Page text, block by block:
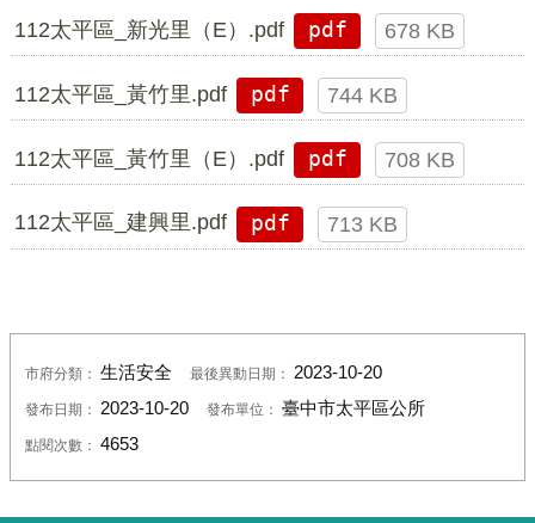
112太平區_新光里（E）.pdf pdf 678 KB
112太平區_黃竹里.pdf pdf 744 KB
112太平區_黃竹里（E）.pdf pdf 708 KB
112太平區_建興里.pdf pdf 713 KB
市府分類： 生活安全 最後異動日期： 2023-10-20
發布日期： 2023-10-20 發布單位： 臺中市太平區公所
點閱次數： 4653